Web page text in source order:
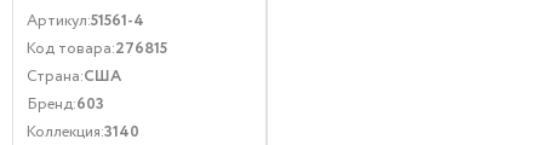
Артикул:51561-4
Код товара:276815
Страна:США
Бренд:603
Коллекция:3140